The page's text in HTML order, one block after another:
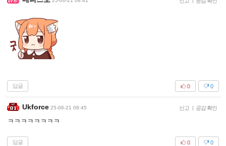
답글 0
0
Ukforce 25-06-21 08:45 신고 | 공감 확인
ㅋㅋㅋㅋㅋㅋㅋㅋ
답글 0
0